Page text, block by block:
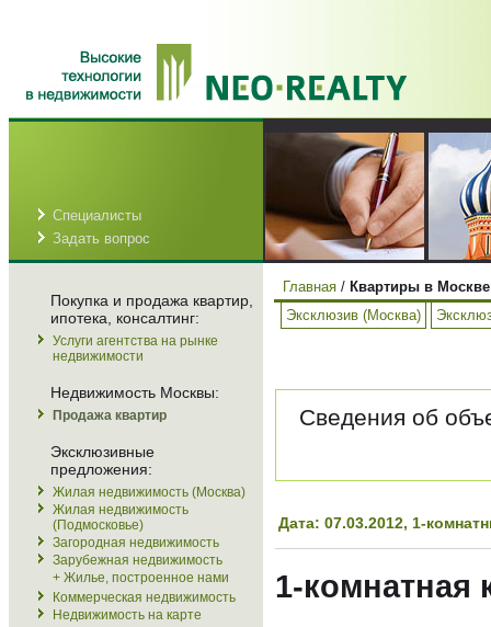
Специалисты
Задать вопрос
Покупка и продажа квартир,
ипотека, консалтинг:
Услуги агентства на рынке
недвижимости
Недвижимость Москвы:
Продажа квартир
Эксклюзивные
предложения:
Жилая недвижимость (Москва)
Жилая недвижимость
(Подмосковье)
Загородная недвижимость
Зарубежная недвижимость
+ Жилье, построенное нами
Коммерческая недвижимость
Недвижимость на карте
Главная / Квартиры в
Эксклюзив (Москва)
Сведения об
Дата: 07.03.2012, 1-
1-комнатная